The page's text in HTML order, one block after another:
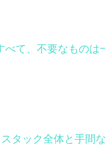
て、不要なものは
タック全体と手間